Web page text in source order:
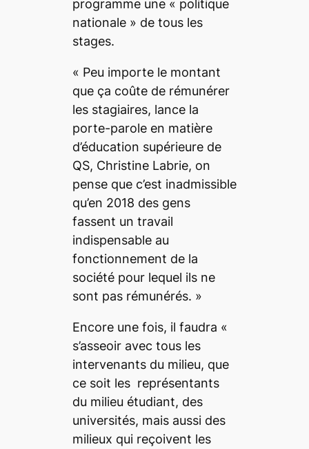
programme une « politique
nationale» de tous les
stages.
« Peu importe le montant
que ça coûte de rémunérer
les stagiaires, lance la
porte-parole en matière
d’éducation supérieure de
QS, Christine Labrie, on
pense que c’est inadmissible
qu’en 2018 des gens
fassent un travail
indispensable au
fonctionnement de la
société pour lequel ils ne
sont pas rémunérés. »
Encore une fois, il faudra «
s’asseoir avec tous les
intervenants du milieu, que
ce soit les représentants
du milieu étudiant, des
universités, mais aussi des
milieux qui reçoivent les